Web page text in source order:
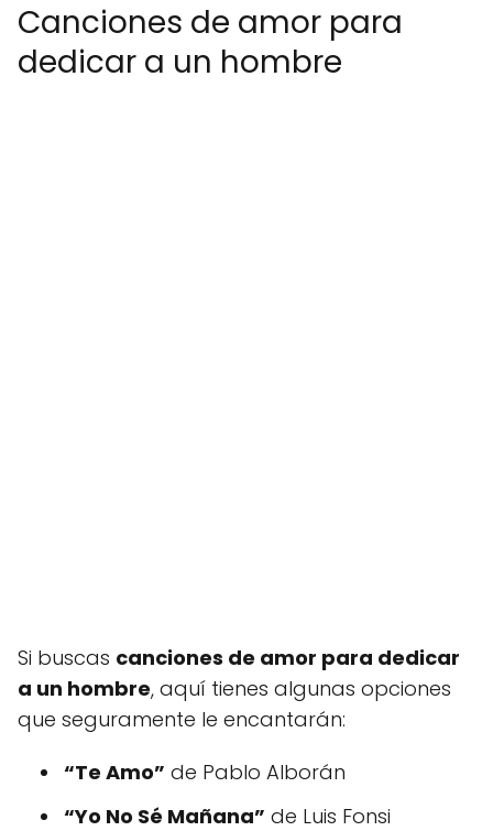
Canciones de amor para
dedicar a un hombre
Si buscas canciones de amor para dedicar
a un hombre, aquí tienes algunas opciones
que seguramente le encantarán:
“Te Amo” de Pablo Alborán
“Yo No Sé Mañana” de Luis Fonsi